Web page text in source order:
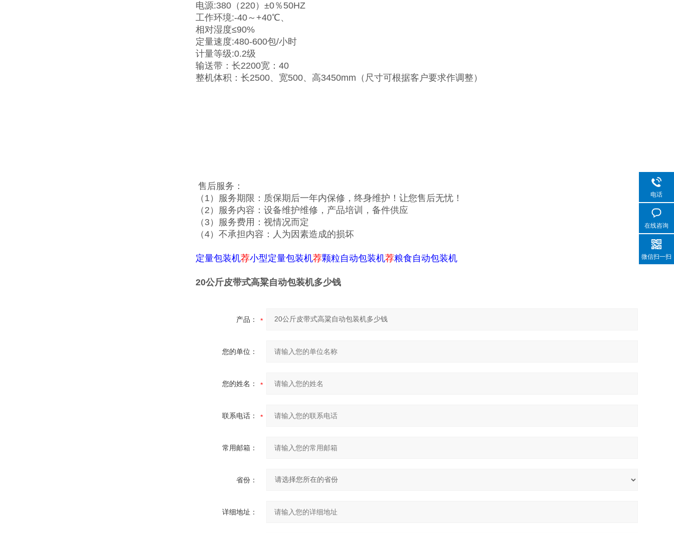
电源:380（220）±0％50HZ
工作环境:-40～+40℃、
相对湿度≤90%
定量速度:480-600包/小时
计量等级:0.2级
输送带：长2200宽：40
整机体积：长2500、宽500、高3450mm（尺寸可根据客户要求作调整）
售后服务：
（1）服务期限：质保期后一年内保修，终身维护！让您售后无忧！
（2）服务内容：设备维护维修，产品培训，备件供应
（3）服务费用：视情况而定
（4）不承担内容：人为因素造成的损坏
定量包装机荐小型定量包装机荐颗粒自动包装机荐粮食自动包装机
20公斤皮带式高粱自动包装机多少钱
产品：
您的单位：
您的姓名：
联系电话：
常用邮箱：
省份：
详细地址：
电话
在线咨询
微信扫一扫